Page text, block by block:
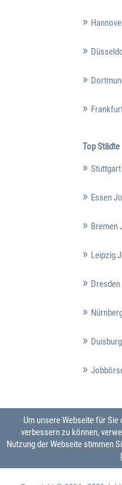
Top Städte
Essen
Bremen
Leipzig
Um unsere Webseite für
verbessern zu können,
Nutzung der Webseite stimmen